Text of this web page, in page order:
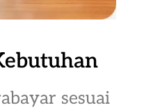
sesuai